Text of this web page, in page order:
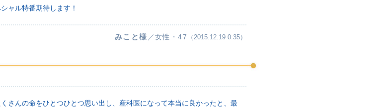
ャル特番期待します！
みこと様 ／女性・47 （2015.12.19 0:35）
さんの命をひとつひとつ思い出し、産科医になって本当に良かったと、最